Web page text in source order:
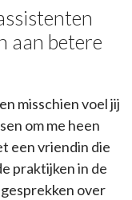
aan betere
misschien voel jij
om me heen
een vriendin die
praktijken in de
over